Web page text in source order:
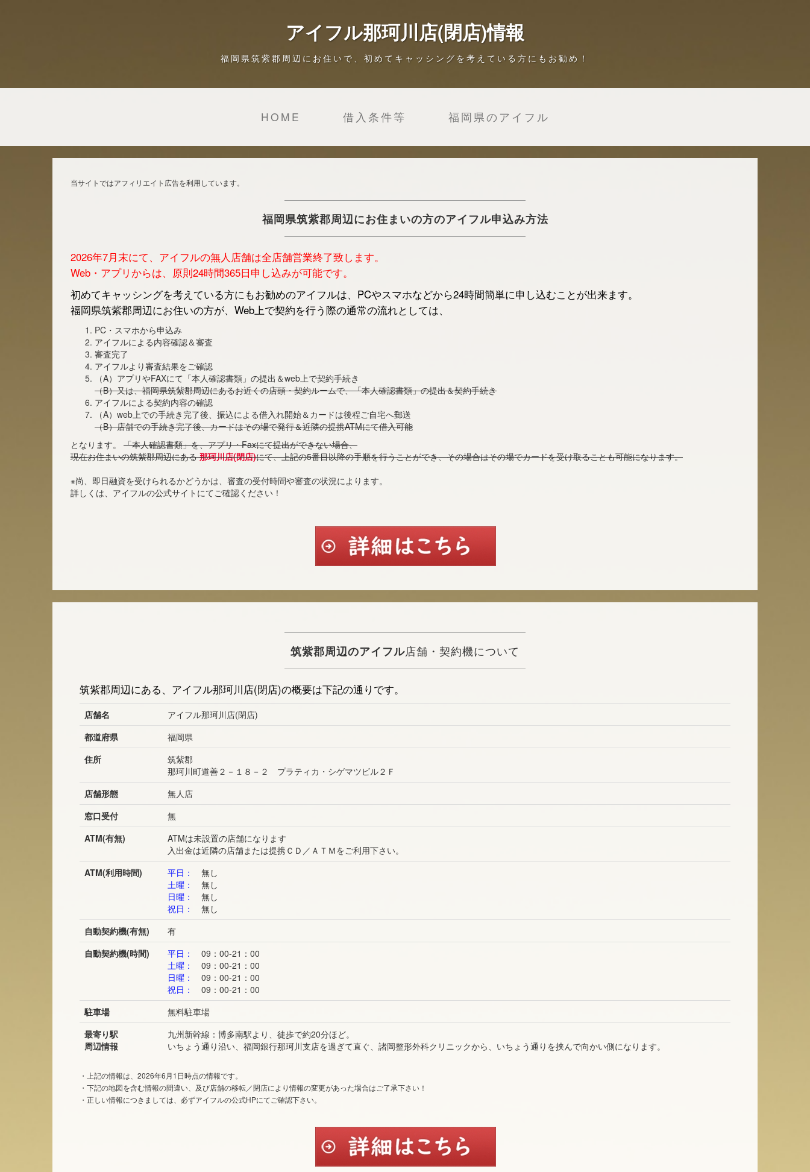
アイフル那珂川店(閉店)情報
福岡県筑紫郡周辺にお住いで、初めてキャッシングを考えている方にもお勧め！
HOME 借入条件等 福岡県のアイフル
当サイトではアフィリエイト広告を利用しています。
福岡県筑紫郡周辺にお住まいの方のアイフル申込み方法
2026年7月末にて、アイフルの無人店舗は全店舗営業終了致します。
Web・アプリからは、原則24時間365日申し込みが可能です。
初めてキャッシングを考えている方にもお勧めのアイフルは、PCやスマホなどから24時間簡単に申し込むことが出来ます。
福岡県筑紫郡周辺にお住いの方が、Web上で契約を行う際の通常の流れとしては、
PC・スマホから申込み
アイフルによる内容確認＆審査
審査完了
アイフルより審査結果をご確認
（A）アプリやFAXにて「本人確認書類」の提出＆web上で契約手続き
（B）又は、福岡県筑紫郡周辺にあるお近くの店頭・契約ルームで、「本人確認書類」の提出＆契約手続き
アイフルによる契約内容の確認
（A）web上での手続き完了後、振込による借入れ開始＆カードは後程ご自宅へ郵送
（B）店舗での手続き完了後、カードはその場で発行＆近隣の提携ATMにて借入可能
となります。 「本人確認書類」を、アプリ・Faxにて提出ができない場合、
現在お住まいの筑紫郡周辺にある那珂川店(閉店)にて、上記の5番目以降の手順を行うことができ、その場合はその場でカードを受け取ることも可能になります。
※尚、即日融資を受けられるかどうかは、審査の受付時間や審査の状況によります。
詳しくは、アイフルの公式サイトにてご確認ください！
筑紫郡周辺のアイフル店舗・契約機について
筑紫郡周辺にある、アイフル那珂川店(閉店)の概要は下記の通りです。
店舗名
アイフル那珂川店(閉店)
都道府県
福岡県
住所
筑紫郡
那珂川町道善２－１８－２ プラティカ・シゲマツビル２Ｆ
店舗形態
無人店
窓口受付
無
ATM(有無)
ATMは未設置の店舗になります
入出金は近隣の店舗または提携ＣＤ／ＡＴＭをご利用下さい。
ATM(利用時間)
平日：
無し
土曜：
無し
日曜：
無し
祝日：
無し
自動契約機(有無)
有
自動契約機(時間)
平日：
09：00-21：00
土曜：
09：00-21：00
日曜：
09：00-21：00
祝日：
09：00-21：00
駐車場
無料駐車場
最寄り駅
周辺情報
九州新幹線：博多南駅より、徒歩で約20分ほど。
いちょう通り沿い、福岡銀行那珂川支店を過ぎて直ぐ、諸岡整形外科クリニックから、いちょう通りを挟んで向かい側になります。
・上記の情報は、2026年6月1日時点の情報です。
・下記の地図を含む情報の間違い、及び店舗の移転／閉店により情報の変更があった場合はご了承下さい！
・正しい情報につきましては、必ずアイフルの公式HPにてご確認下さい。